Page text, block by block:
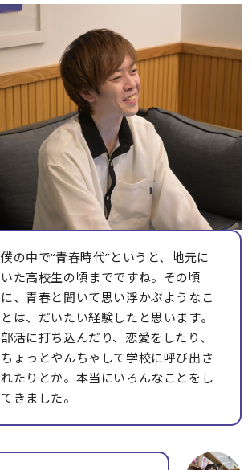
僕の中で“青春時代”というと、地元に
いた高校生の頃までですね。その頃
に、青春と聞いて思い浮かぶようなこ
とは、だいたい経験したと思います。
部活に打ち込んだり、恋愛をしたり、
ちょっとやんちゃして学校に呼び出さ
れたりとか。本当にいろんなことをし
てきました。